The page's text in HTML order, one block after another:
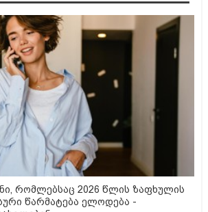
რომლებსაც 2026 წლის ზაფხულის
წარმატება ელოდება -